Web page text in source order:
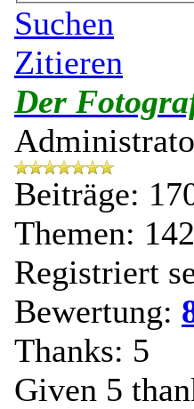
Suchen
Zitieren
Der
Beiträge:
Themen: 142
Registriert
Bewertung:
Thanks: 5
Given 5